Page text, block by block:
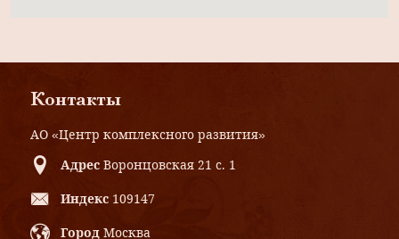
Контакты
АО «Центр комплексного развития»
Адрес Воронцовская 21 с. 1
Индекс 109147
Город Москва